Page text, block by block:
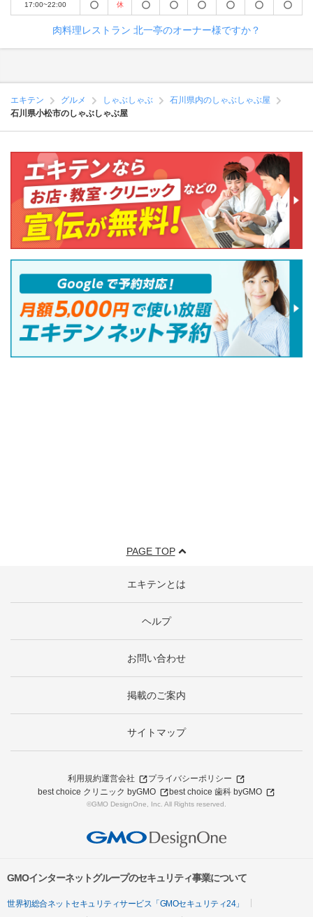
17:00~22:00 休
肉料理レストラン 北一亭のオーナー様ですか？
エキテン グルメ しゃぶしゃぶ
石川県内のしゃぶしゃぶ屋
石川県小松市のしゃぶしゃぶ屋
PAGE TOP
エキテンとは
ヘルプ
お問い合わせ
掲載のご案内
サイトマップ
利用規約運営会社
プライバシーポリシー
best choice クリニック byGMO
best choice 歯科 byGMO
©GMO DesignOne, Inc. All Rights reserved.
GMOインターネットグループのセキュリティ事業について
世界初総合ネットセキュリティサービス「GMOセキュリティ24」